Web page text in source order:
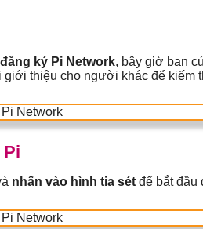
đăng ký Pi Network, bây giờ bạn
giới thiệu cho người khác để kiếm
nhấn vào hình tia sét để bắt đầu